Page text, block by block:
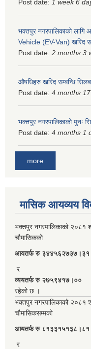
Post date: 1 week 6
भक्तपुर नगरपालिकाकाे
Vehicle (EV-Van) खरिद
Post date: 2 months 3
औषधिहरु खरिद सम्बन्धि
Post date: 4 months
भक्तपुर नगरपालिकाको पुनः
Post date: 4 months 1
more
मासिक आयव्यय
भक्तपुर नगरपालिकाको २०८१
चौमासिकको
आयतर्फ रु‌ ३४४५६२७३७।३१
र
व्ययतर्फ रु २७५९४१७।००
रहेको छ ।
भक्तपुर नगरपालिकाको २०८१
चौमासिकसम्मको
आयतर्फ रु‌ ८१३३१५१३८।८१
र